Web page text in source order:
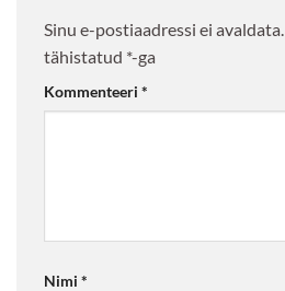
Sinu e-postiaadressi ei avaldata.
tähistatud *-ga
Kommenteeri *
Nimi *